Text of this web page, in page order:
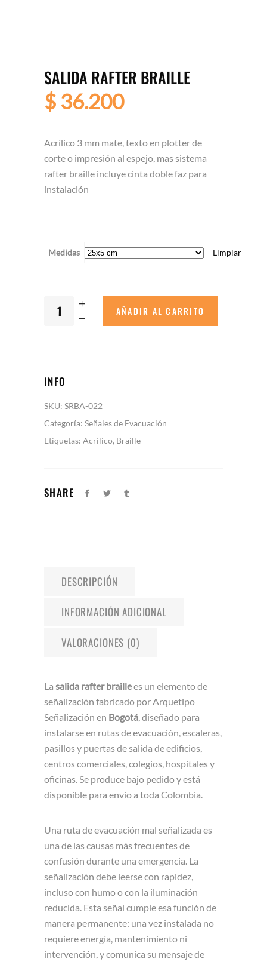
SALIDA RAFTER BRAILLE
$ 36.200
Acrílico 3 mm mate, texto en plotter de
corte o impresión al espejo, mas sistema
rafter braille incluye cinta doble faz para
instalación
Medidas Limpiar
AÑADIR AL CARRITO
INFO
SKU: SRBA-022
Categoría: Señales de Evacuación
Etiquetas: Acrílico, Braille
SHARE
DESCRIPCIÓN
INFORMACIÓN ADICIONAL
VALORACIONES (0)
La salida rafter braillees un elemento de
señalización fabricado por Arquetipo
Señalización en Bogotá, diseñado para
instalarse en rutas de evacuación, escaleras,
pasillos y puertas de salida de edificios,
centros comerciales, colegios, hospitales y
oficinas. Se produce bajo pedido y está
disponible para envío a toda Colombia.
Una ruta de evacuación mal señalizada es
una de las causas más frecuentes de
confusión durante una emergencia. La
señalización debe leerse con rapidez,
incluso con humo o con la iluminación
reducida. Esta señal cumple esa función de
manera permanente: una vez instalada no
requiere energía, mantenimiento ni
intervención, y comunica su mensaje de